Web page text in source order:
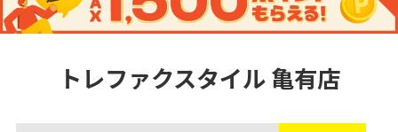
トレファクスタイル亀有店